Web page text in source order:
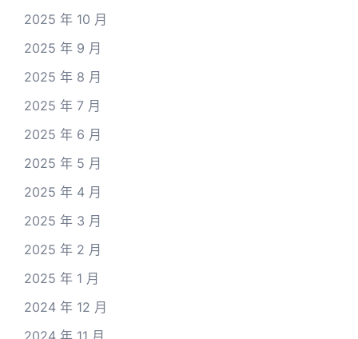
2025 年 10 月
2025 年 9 月
2025 年 8 月
2025 年 7 月
2025 年 6 月
2025 年 5 月
2025 年 4 月
2025 年 3 月
2025 年 2 月
2025 年 1 月
2024 年 12 月